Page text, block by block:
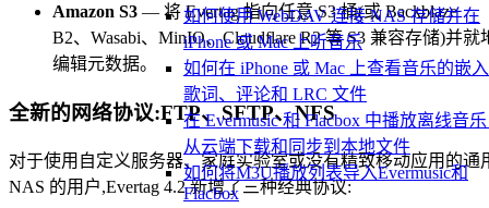
如何使用 WebDAV 连接 NAS 存储并在
iPhone 或 Mac 上听音乐
如何在 iPhone 或 Mac 上查看音乐的嵌
歌词、评论和 LRC 文件
在 Evermusic 和 Flacbox 中播放离线音
从云端下载和同步到本地文件
如何将M3U播放列表导入Evermusic和
Flacbox
Amazon S3 — 将 Evertag 指向任意 S3 桶(或 Backblaze
B2、Wasabi、MinIO、Cloudflare R2 等 S3 兼容存储)并就
编辑元数据。
全新的网络协议:FTP、SFTP、NFS
对于使用自定义服务器、家庭实验室或没有精致移动应用的通
NAS 的用户,Evertag 4.2 新增了三种经典协议: